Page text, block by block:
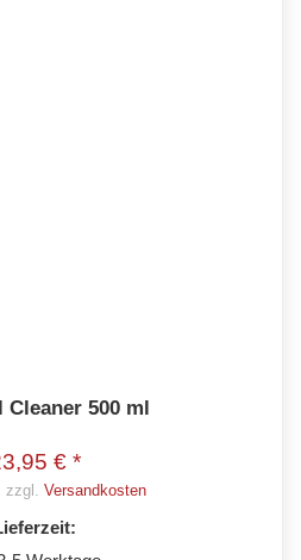
Cleaner 500 ml
€ *
zzgl. Versandkosten